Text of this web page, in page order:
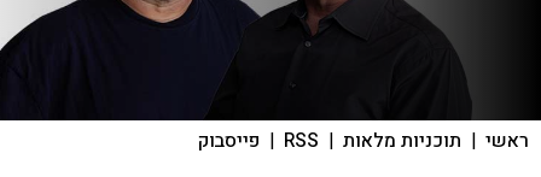
ראשי | תוכניות מלאות |
RSS
| פייסבוק